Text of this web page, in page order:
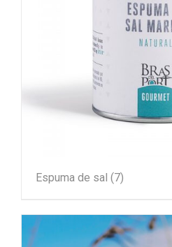
Espuma de sal (7)